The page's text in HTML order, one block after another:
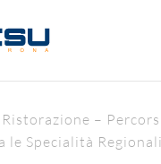
–
le Specialità